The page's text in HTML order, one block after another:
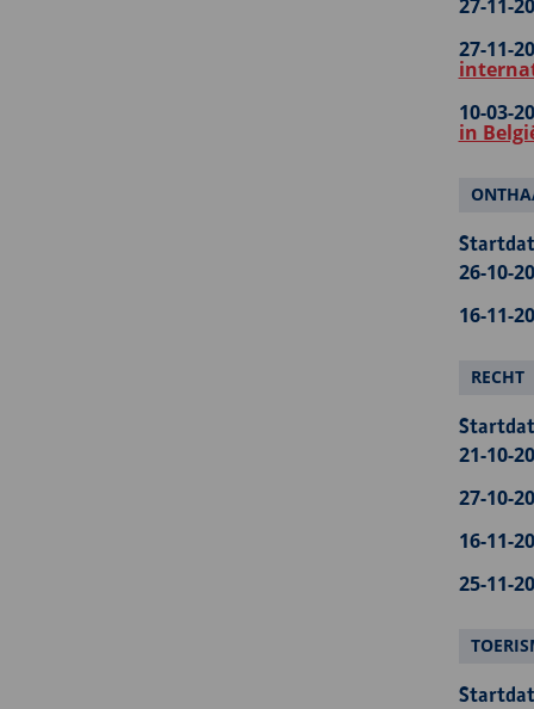
27-11-
27-11-
10-03-
in
26-10-
16-11-
RECHT
21-10-
27-10-
16-11-
25-11-